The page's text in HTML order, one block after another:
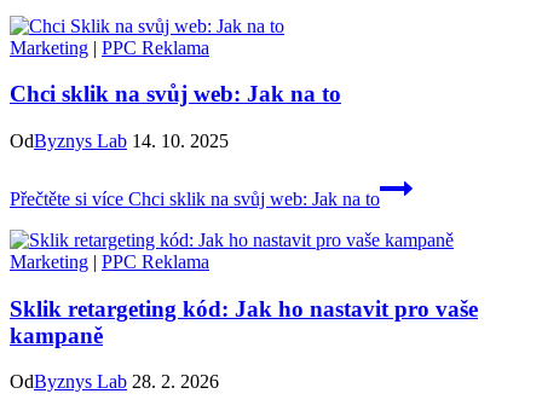
Marketing | PPC Reklama
Chci sklik na svůj web: Jak na to
OdByznys Lab 14. 10. 2025
Přečtěte si více Chci sklik na svůj web: Jak na to
Marketing | PPC Reklama
Sklik retargeting kód: Jak ho nastavit pro vaše
kampaně
OdByznys Lab 28. 2. 2026